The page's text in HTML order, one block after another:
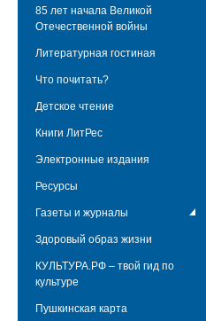
85 лет начала Великой
Отечественной войны
Литературная гостиная
Что почитать?
Детское чтение
Книги ЛитРес
Электронные издания
Ресурсы
Газеты и журналы
Здоровый образ жизни
КУЛЬТУРА.РФ – твой гид по
культуре
Пушкинская карта